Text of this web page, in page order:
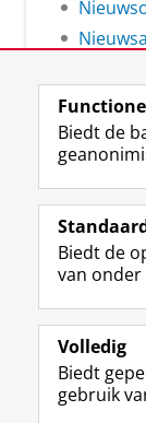
Studiekiezers
Alumni
Over ons
Biedt de
Biedt de
van onder
Volledig
Biedt
gebruik